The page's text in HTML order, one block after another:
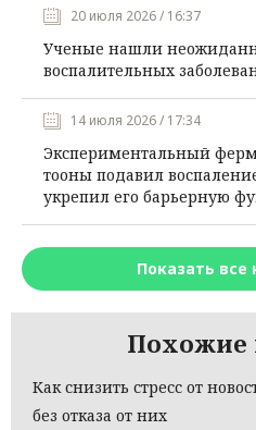
20 июля 2026 / 16:37
Ученые нашли
воспалительных
14 июля 2026 / 17:34
Экспериментальный
тооны подавил
укрепил его барьерную
Показать все
Похожие
Как снизить стресс от
без отказа от них